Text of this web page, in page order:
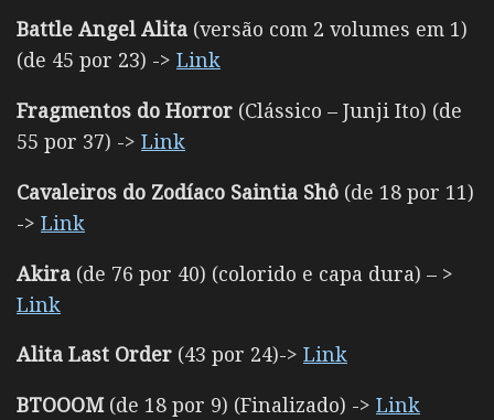
Battle Angel Alita (versão com 2 volumes em 1)
(de 45 por 23) -> Link
Fragmentos do Horror (Clássico – Junji Ito) (de
55 por 37) -> Link
Cavaleiros do Zodíaco Saintia Shô (de 18 por 11)
-> Link
Akira (de 76 por 40) (colorido e capa dura) – >
Link
Alita Last Order (43 por 24)-> Link
BTOOOM(de 18 por 9) (Finalizado) -> Link